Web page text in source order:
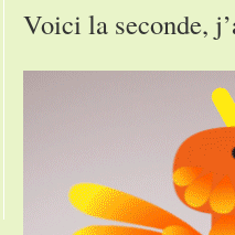
Voici la seconde,